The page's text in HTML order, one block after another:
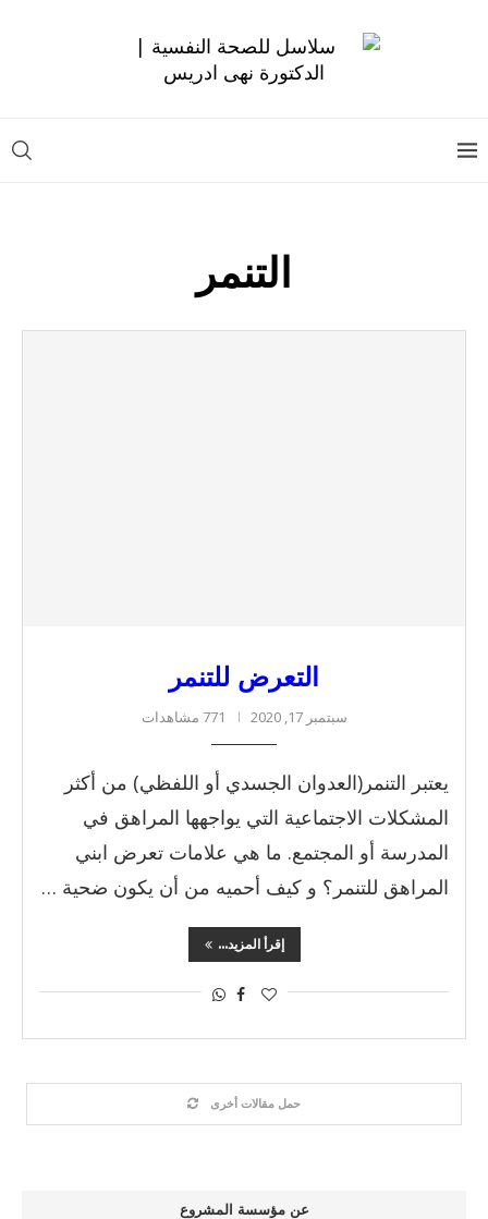
التنمر
التعرض للتنمر
سبتمبر 17, 2020 771 مشاهدات
يعتبر التنمر(العدوان الجسدي أو اللفظي) من أكثر
المشكلات الاجتماعية التي يواجهها المراهق في
المدرسة أو المجتمع. ما هي علامات تعرض ابني
المراهق للتنمر؟ و كيف أحميه من أن يكون ضحية …
إقرأ المزيد...
حمل مقالات أخرى
عن مؤسسة المشروع